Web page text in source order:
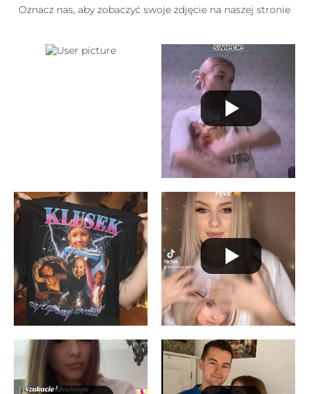
Oznacz nas, aby zobaczyć swoje zdjęcie na naszej stronie